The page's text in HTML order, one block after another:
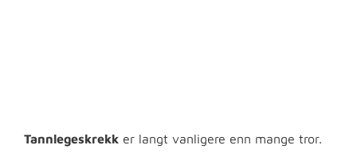
Tannlegeskrekker langt vanligere enn mange tror.